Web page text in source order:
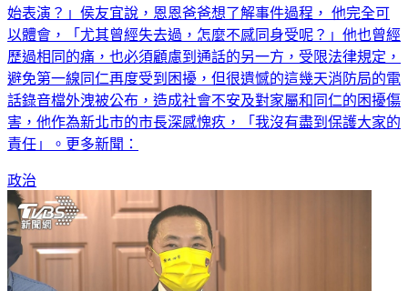
責任」。這說法讓資深媒體人周玉蔻不滿在嗆他「嚇到了又開
始表演？」侯友宜說，恩恩爸爸想了解事件過程， 他完全可
以體會，「尤其曾經失去過，怎麼不感同身受呢？」他也曾經
歷過相同的痛，也必須顧慮到通話的另一方，受限法律規定，
避免第一線同仁再度受到困擾，但很遺憾的這幾天消防局的電
話錄音檔外洩被公布，造成社會不安及對家屬和同仁的困擾傷
害，他作為新北市的市長深感愧疚，「我沒有盡到保護大家的
政治